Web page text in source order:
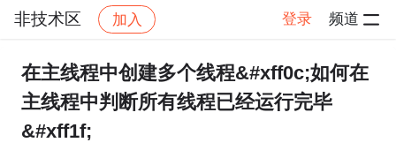
非技术区 加入 登录 频道
社区 非技术区 帖子详情
在主线程中创建多个线程&#xff0c;如何在
主线程中判断所有线程已经运行完毕
&#xff1f;